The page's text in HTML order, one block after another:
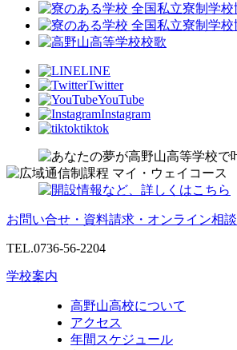
LINE
Twitter
YouTube
Instagram
tiktok
お問い合せ・資料請求・オンライン相談
TEL.0736-56-2204
学校案内
高野山高校について
アクセス
年間スケジュール